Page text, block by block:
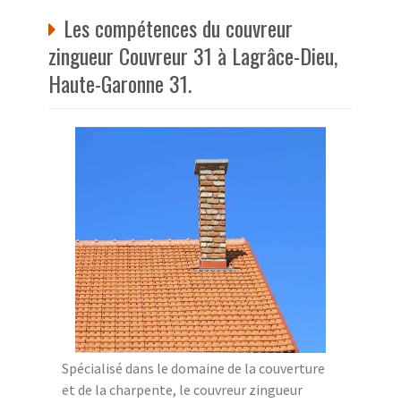
Les compétences du couvreur
zingueur Couvreur 31 à Lagrâce-Dieu,
Haute-Garonne 31.
Spécialisé dans le domaine de la couverture
et de la charpente, le couvreur zingueur